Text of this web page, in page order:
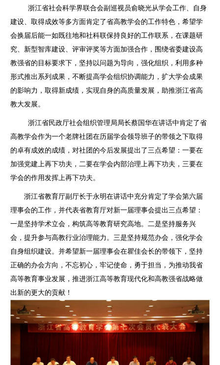
浙江省社会科学界联合会副巡视员俞晓光从学会工作、自身
建设、取得成效等多方面肯定了省高教学会的工作特色，希望学
会换届后能一如既往地和社科联保持良好的工作联系，在课题研
究、新型智库建设、评审评奖等方面加强合作，围绕省委建设高
教强省的目标要求下，坚持以问题为导向，强化组织，利用多种
形式推出系列成果，不断提高学会组织协调能力，扩大学会成果
的影响力，取得新成绩，实现自身的高质量发展，助推浙江省高
教大发展。
浙江省民政厅社会组织管理局局长蔡国华在讲话中肯定了省
高教学会作为一个老牌社团在历届学会领导班子的带领之下取得
的卓有成效的成绩，对社团的今后发展提出了三点希望：一要在
加强党建上再下功夫，二要在学会内部治理上再下功夫，三要在
学会的作用发挥上再下功夫。
浙江省教育厅副厅长于永明在讲话中充分肯定了学会第六届
理事会的工作，并代表省教育厅对新一届理事会提出三点希望：
一是坚持学术立会，构筑高等教育研究高地。二是坚持服务兴
会，提升参与高教行业治理能力。三是坚持规范办会，强化学会
自身组织建设。并希望新一届理事会在瞿佳会长的带领下，坚持
正确的办会方向，不忘初心，牢记使命，勇于担当，为推动我省
高等教育事业发展，推进浙江高等教育现代化和高教强省战略做
出新的更大的贡献！